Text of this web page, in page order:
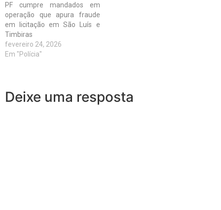
PF cumpre mandados em
operação que apura fraude
em licitação em São Luís e
Timbiras
fevereiro 24, 2026
Em "Polícia"
Deixe uma resposta